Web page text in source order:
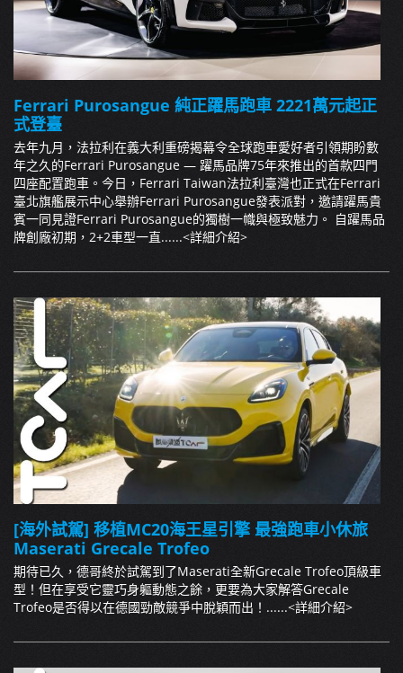
Ferrari Purosangue 純正躍馬跑車 2221萬元起正
式登臺
去年九月，法拉利在義大利重磅揭幕令全球跑車愛好者引領期盼數
年之久的Ferrari Purosangue — 躍馬品牌75年來推出的首款四門
四座配置跑車。今日，Ferrari Taiwan法拉利臺灣也正式在Ferrari
臺北旗艦展示中心舉辦Ferrari Purosangue發表派對，邀請躍馬貴
賓一同見證Ferrari Purosangue的獨樹一幟與極致魅力。 自躍馬品
牌創廠初期，2+2車型一直......<詳細介紹>
[海外試駕] 移植MC20海王星引擎 最強跑車小休旅
Maserati Grecale Trofeo
期待已久，德哥終於試駕到了Maserati全新Grecale Trofeo頂級車
型！但在享受它靈巧身軀動態之餘，更要為大家解答Grecale
Trofeo是否得以在德國勁敵競爭中脫穎而出！......<詳細介紹>